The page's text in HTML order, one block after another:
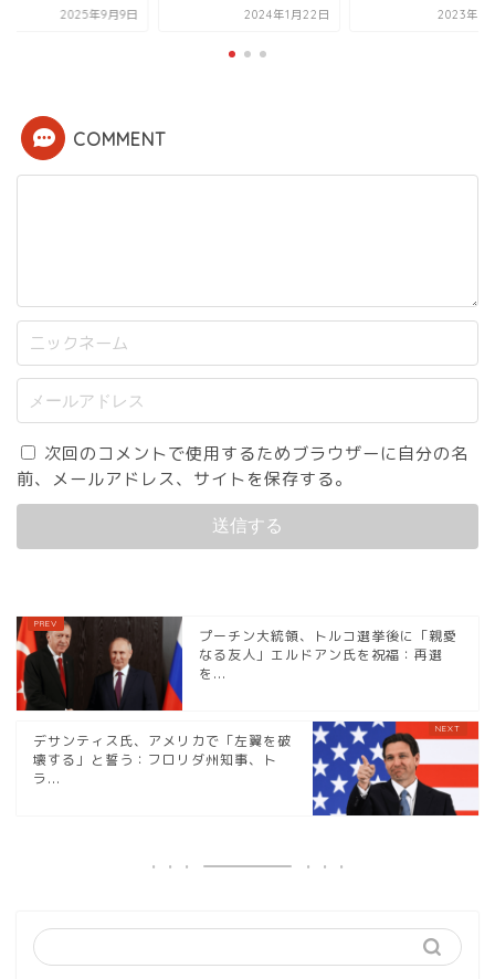
2025年9月9日 2024年1月22日 2023年8
COMMENT
次回のコメントで使用するためブラウザーに自分の名
前、メールアドレス、サイトを保存する。
プーチン大統領、トルコ選挙後に「親愛
なる友人」エルドアン氏を祝福：再選
を...
デサンティス氏、アメリカで「左翼を破
壊する」と誓う：フロリダ州知事、ト
ラ...